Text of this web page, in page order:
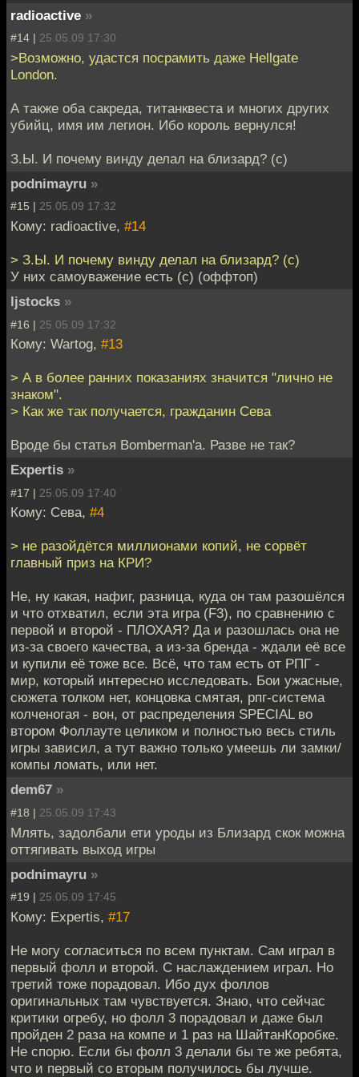
radioactive »
#14 | 25.05.09 17:30
>Возможно, удастся посрамить даже Hellgate
London.
А также оба сакреда, титанквеста и многих других
убийц, имя им легион. Ибо король вернулся!
З.Ы. И почему винду делал на близард? (с)
podnimayru »
#15 | 25.05.09 17:32
Кому: radioactive, #14
> З.Ы. И почему винду делал на близард? (с)
У них самоуважение есть (с) (оффтоп)
ljstocks »
#16 | 25.05.09 17:32
Кому: Wartog, #13
> А в более ранних показаниях значится "лично не
знаком".
> Как же так получается, гражданин Сева
Вроде бы статья Bomberman'а. Разве не так?
Expertis »
#17 | 25.05.09 17:40
Кому: Сева, #4
> не разойдётся миллионами копий, не сорвёт
главный приз на КРИ?
Не, ну какая, нафиг, разница, куда он там разошёлся
и что отхватил, если эта игра (F3), по сравнению с
первой и второй - ПЛОХАЯ? Да и разошлась она не
из-за своего качества, а из-за бренда - ждали её все
и купили её тоже все. Всё, что там есть от РПГ -
мир, который интересно исследовать. Бои ужасные,
сюжета толком нет, концовка смятая, рпг-система
колченогая - вон, от распределения SPECIAL во
втором Фоллауте целиком и полностью весь стиль
игры зависил, а тут важно только умеешь ли замки/
компы ломать, или нет.
dem67 »
#18 | 25.05.09 17:43
Млять, задолбали ети уроды из Близард скок можна
оттягивать выход игры
podnimayru »
#19 | 25.05.09 17:45
Кому: Expertis, #17
Не могу согласиться по всем пунктам. Сам играл в
первый фолл и второй. С наслаждением играл. Но
третий тоже порадовал. Ибо дух фоллов
оригинальных там чувствуется. Знаю, что сейчас
критики огребу, но фолл 3 порадовал и даже был
пройден 2 раза на компе и 1 раз на ШайтанКоробке.
Не спорю. Если бы фолл 3 делали бы те же ребята,
что и первый со вторым получилось бы лучше.